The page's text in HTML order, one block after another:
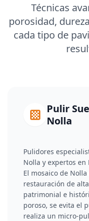
Técnicas
porosidad,
cada tipo de
Pulir
Nolla
Pulidores
Nolla y expertos en
El mosaico de
restauración de
patrimonial e
poroso, se evita el
realiza un micro-